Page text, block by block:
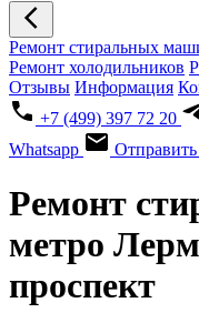
Ремонт стиральных
Ремонт холодильников
Отзывы Информация
+7 (499) 397 72 20
Whatsapp
Ремонт
метро
проспект